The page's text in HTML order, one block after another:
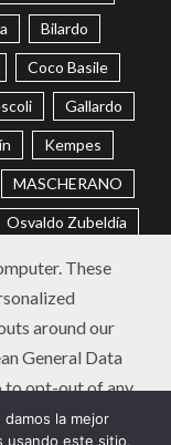
Bilardo
Coco Basile
Gallardo
Kempes
MASCHERANO
Osvaldo Zubeldía
Ramón Díaz
Sampaoli
Vélez
la mejor
usando este sitio,
These
around our
General Data
to opt-out of any
your browser to